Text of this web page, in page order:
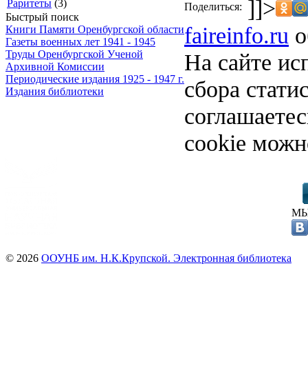
Раритеты (3)
Быстрый поиск
Книги Памяти Оренбургской области
Газеты военных лет 1941 - 1945
Труды Оренбургской Ученой
Архивной Комиссии
Периодические издания 1925 - 1947 г.
Издания библиотеки
Поделиться: ]]>
faireinfo.ru
На сайте
сбора
cookie
© 2026 ООУНБ им. Н.К.Крупской. Электронная библиотека